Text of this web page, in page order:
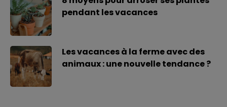
pendant les vacances
Les vacances à la ferme avec des
animaux : une nouvelle tendance ?